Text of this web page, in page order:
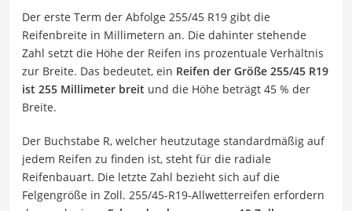
Der erste Term der Abfolge 255/45 R19 gibt die
Reifenbreite in Millimetern an. Die dahinter stehende
Zahl setzt die Höhe der Reifen ins prozentuale Verhältnis
zur Breite. Das bedeutet, ein Reifen der Größe 255/45 R19
ist 255 Millimeter breit und die Höhe beträgt 45 % der
Breite.
Der Buchstabe R, welcher heutzutage standardmäßig auf
jedem Reifen zu finden ist, steht für die radiale
Reifenbauart. Die letzte Zahl bezieht sich auf die
Felgengröße in Zoll. 255/45-R19-Allwetterreifen erfordern